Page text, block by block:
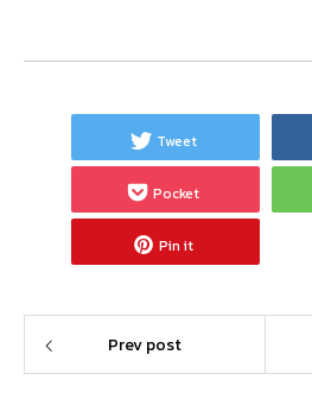
Tweet
Pocket
Pin it
Prev post